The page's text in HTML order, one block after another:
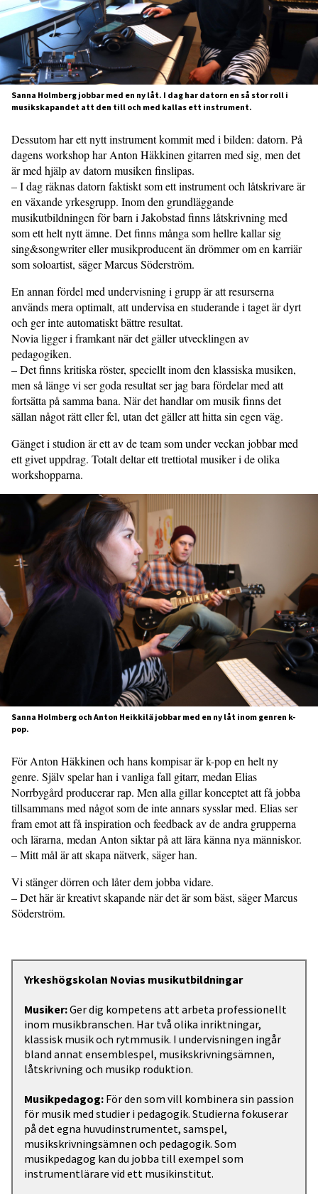
Sanna Holmberg jobbar med en ny låt. I dag har datorn en så stor roll i
musikskapandet att den till och med kallas ett instrument.
Dessutom har ett nytt instrument kommit med i bilden: datorn. På
dagens workshop har Anton Häkkinen gitarren med sig, men det
är med hjälp av datorn musiken finslipas.
– I dag räknas datorn faktiskt som ett instrument och låtskrivare är
en växande yrkesgrupp. Inom den grundläggande
musikutbildningen för barn i Jakobstad finns låtskrivning med
som ett helt nytt ämne. Det finns många som hellre kallar sig
sing&songwriter eller musikproducent än drömmer om en karriär
som soloartist, säger Marcus Söderström.
En annan fördel med undervisning i grupp är att resurserna
används mera optimalt, att undervisa en studerande i taget är dyrt
och ger inte automatiskt bättre resultat.
Novia ligger i framkant när det gäller utvecklingen av
pedagogiken.
– Det finns kritiska röster, speciellt inom den klassiska musiken,
men så länge vi ser goda resultat ser jag bara fördelar med att
fortsätta på samma bana. När det handlar om musik finns det
sällan något rätt eller fel, utan det gäller att hitta sin egen väg.
Gänget i studion är ett av de team som under veckan jobbar med
ett givet uppdrag. Totalt deltar ett trettiotal musiker i de olika
workshopparna.
Sanna Holmberg och Anton Heikkilä jobbar med en ny låt inom genren k-
pop.
För Anton Häkkinen och hans kompisar är k-pop en helt ny
genre. Själv spelar han i vanliga fall gitarr, medan Elias
Norrbygård producerar rap. Men alla gillar konceptet att få jobba
tillsammans med något som de inte annars sysslar med. Elias ser
fram emot att få inspiration och feedback av de andra grupperna
och lärarna, medan Anton siktar på att lära känna nya människor.
– Mitt mål är att skapa nätverk, säger han.
Vi stänger dörren och låter dem jobba vidare.
– Det här är kreativt skapande när det är som bäst, säger Marcus
Söderström.
Yrkeshögskolan Novias musikutbildningar
Musiker:Ger dig kompetens att arbeta professionellt
inom musikbranschen. Har två olika inriktningar,
klassisk musik och rytmmusik. I undervisningen ingår
bland annat ensemblespel, musikskrivningsämnen,
låtskrivning och musikp roduktion.
Musikpedagog: För den som vill kombinera sin passion
för musik med studier i pedagogik. Studierna fokuserar
på det egna huvudinstrumentet, samspel,
musikskrivningsämnen och pedagogik. Som
musikpedagog kan du jobba till exempel som
instrumentlärare vid ett musikinstitut.